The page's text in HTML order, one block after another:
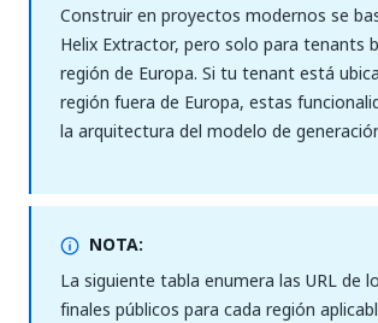
Construir en proyectos modernos se
Helix Extractor, pero solo para tenants
región de Europa. Si tu tenant está
región fuera de Europa, estas
la arquitectura del modelo de
NOTA:
La siguiente tabla enumera las URL de
finales públicos para cada región